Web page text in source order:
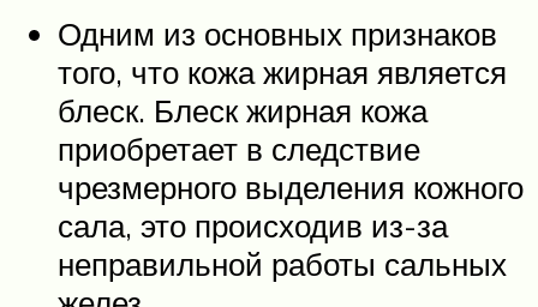
Одним из основных признаков
того, что кожа жирная является
блеск. Блеск жирная кожа
приобретает в следствие
чрезмерного выделения кожного
сала, это происходив из-за
неправильной работы сальных